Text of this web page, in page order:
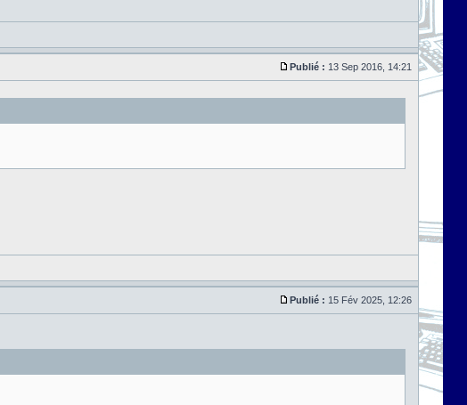
Publié : 13 Sep 2016, 14:21
Publié : 15 Fév 2025, 12:26